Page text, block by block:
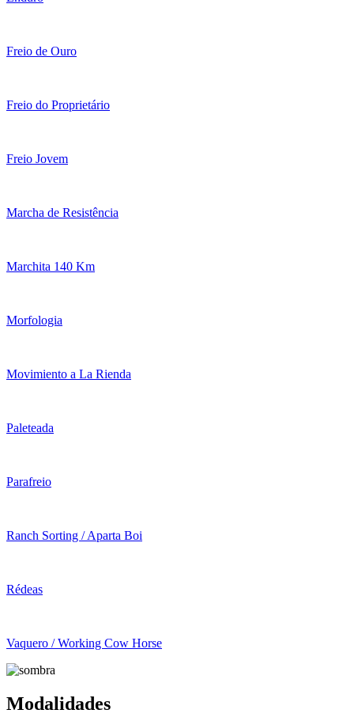
Freio de Ouro
Freio do Proprietário
Freio Jovem
Marcha de Resistência
Marchita 140 Km
Morfologia
Movimiento a La Rienda
Paleteada
Parafreio
Ranch Sorting / Aparta Boi
Rédeas
Vaquero / Working Cow Horse
Modalidades